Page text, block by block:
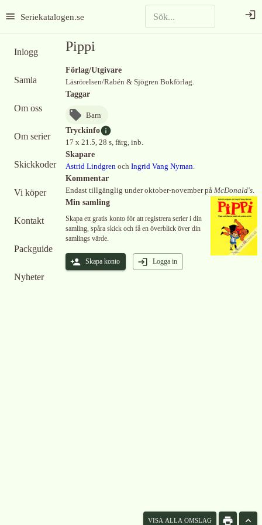
Seriekatalogen.se
Inlogg
Samla
Om oss
Om serier
Skickkoder
Vi köper
Kontakt
Packguide
Nyheter
Pippi
Förlag/Utgivare
Läsrörelsen/Rabén & Sjögren Bokförlag.
Taggar
Barn
Tryckinfo
17 x 21.5, 28 s, färg, inb.
Skapare
Astrid Lindgren och Ingrid Vang Nyman.
Kommentar
Endast tillgänglig under oktober-november på McDonald's.
Min samling
Skapa ett gratis konto för att registrera serier i din
samling, spåra skick och få en överblick över din
samlings värde.
Skapa konto Logga in
VISA ALLA OMSLAG